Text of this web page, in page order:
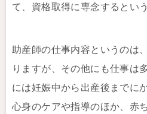
て、資格取得に専念するとい
助産師の仕事内容というのは
りますが、その他にも仕事は
には妊娠中から出産後までに
心身のケアや指導のほか、赤